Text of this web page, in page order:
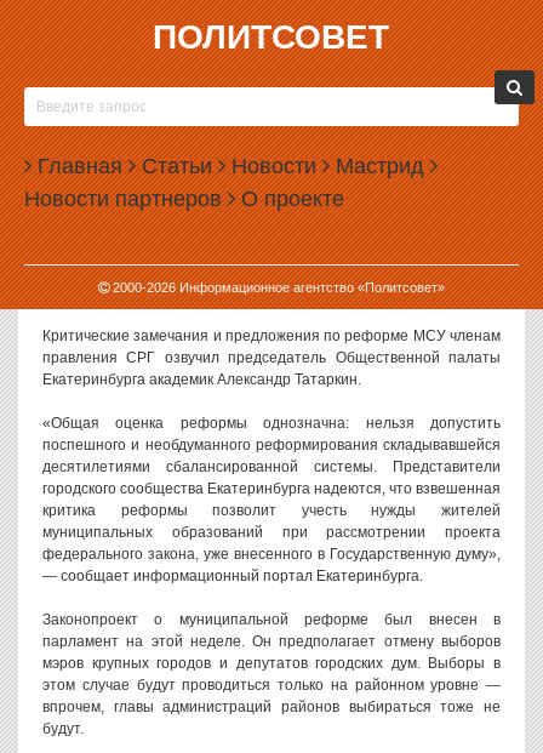
ПОЛИТСОВЕТ
Главная Статьи Новости Мастрид
Новости партнеров О проекте
2000-2026Информационное агентство «Политсовет»
14.03.2014, 17:38
ЕКАТЕРИНБУРГ ОЗВУЧИЛ КРИТИКУ
МУНИЦИПАЛЬНОЙ РЕФОРМЫ НА
ФЕДЕРАЛЬНОМ УРОВНЕ
Позиция Екатеринбурга по готовящейся муниципальной
реформе была озвучена на общероссийском уровне — на
заседании правления Союза российских городов. Как уже не раз
сообщалось, представители уральской столицы призывают не
торопиться с реформой.
Критические замечания и предложения по реформе МСУ членам
правления СРГ озвучил председатель Общественной палаты
Екатеринбурга академик Александр Татаркин.
«Общая оценка реформы однозначна: нельзя допустить
поспешного и необдуманного реформирования складывавшейся
десятилетиями сбалансированной системы. Представители
городского сообщества Екатеринбурга надеются, что взвешенная
критика реформы позволит учесть нужды жителей
муниципальных образований при рассмотрении проекта
федерального закона, уже внесенного в Государственную думу»,
— сообщает информационный портал Екатеринбурга.
Законопроект о муниципальной реформе был внесен в
парламент на этой неделе. Он предполагает отмену выборов
мэров крупных городов и депутатов городских дум. Выборы в
этом случае будут проводиться только на районном уровне —
впрочем, главы администраций районов выбираться тоже не
будут.